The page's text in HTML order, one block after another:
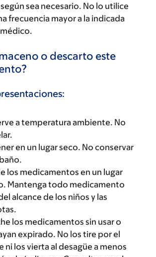
sea necesario. No lo utilice
frecuencia mayor a la indicada
o descarto este
a temperatura ambiente. No
en un lugar seco. No conservar
los medicamentos en un lugar
Mantenga todo medicamento
alcance de los niños y las
los medicamentos sin usar o
expirado. No los tire por el
ni los vierta al desagüe a menos